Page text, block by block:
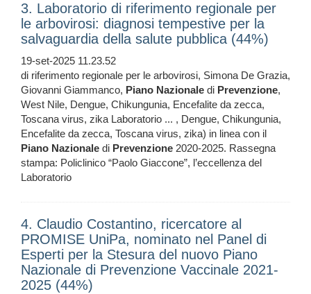
3. Laboratorio di riferimento regionale per
le arbovirosi: diagnosi tempestive per la
salvaguardia della salute pubblica (44%)
19-set-2025 11.23.52
di riferimento regionale per le arbovirosi, Simona De Grazia,
Giovanni Giammanco, Piano Nazionale di Prevenzione,
West Nile, Dengue, Chikungunia, Encefalite da zecca,
Toscana virus, zika Laboratorio ... , Dengue, Chikungunia,
Encefalite da zecca, Toscana virus, zika) in linea con il
Piano Nazionale di Prevenzione 2020-2025. Rassegna
stampa: Policlinico “Paolo Giaccone”, l’eccellenza del
Laboratorio
4. Claudio Costantino, ricercatore al
PROMISE UniPa, nominato nel Panel di
Esperti per la Stesura del nuovo Piano
Nazionale di Prevenzione Vaccinale 2021-
2025 (44%)